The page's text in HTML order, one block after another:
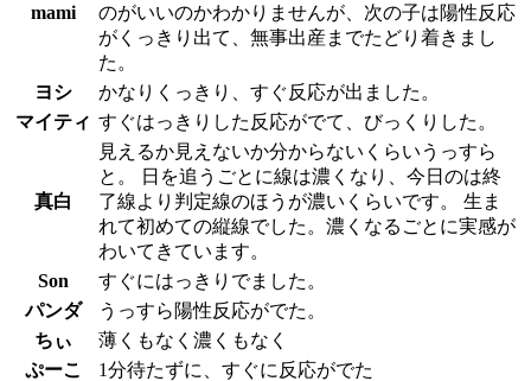
mami
のがいいのかわかりませんが、次の子は陽性反応
がくっきり出て、無事出産までたどり着きまし
た。
ヨシ
かなりくっきり、すぐ反応が出ました。
マイティ すぐはっきりした反応がでて、びっくりした。
真白
見えるか見えないか分からないくらいうっすら
と。 日を追うごとに線は濃くなり、今日のは終
了線より判定線のほうが濃いくらいです。 生ま
れて初めての縦線でした。濃くなるごとに実感が
わいてきています。
Son
すぐにはっきりでました。
パンダ
うっすら陽性反応がでた。
ちぃ
薄くもなく濃くもなく
ぷーこ
1分待たずに、すぐに反応がでた